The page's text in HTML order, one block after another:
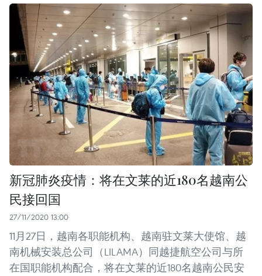
新冠肺炎疫情：将在文莱的近180名越南公
民接回国
27/11/2020 13:00
11月27日，越南各职能机构、越南驻文莱大使馆、越
南机械安装总公司（LILAMA）同越捷航空公司与所
在国职能机构配合，将在文莱的近180名越南公民安